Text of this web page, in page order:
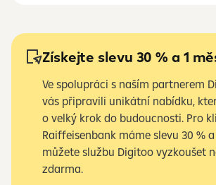
Získejte slevu 30 % a 1
Ve spolupráci s naším partnerem
vás připravili unikátní nabídku,
o velký krok do budoucnosti. Pro
Raiffeisenbank máme slevu 30 %
můžete službu Digitoo vyzkoušet
zdarma.